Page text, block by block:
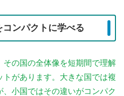
ンパクトに学べる
その国の全体像を短期間で理解
があります。大きな国では複
小国ではその違いがコンパク